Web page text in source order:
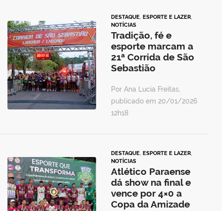
DESTAQUE, ESPORTE E LAZER,
NOTÍCIAS
Tradição, fé e
esporte marcam a
21ª Corrida de São
Sebastião
Por Ana Lucia Freitas,
publicado em 20/01/2026
12h18
DESTAQUE, ESPORTE E LAZER,
NOTÍCIAS
Atlético Paraense
dá show na final e
vence por 4×0 a
Copa da Amizade